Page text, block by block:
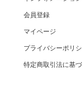
会員登録
マイページ
プライバシーポリ
特定商取引法に基